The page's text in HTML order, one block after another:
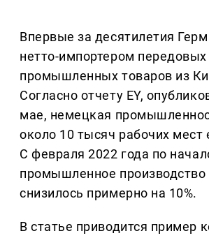
Впервые за десятилетия
нетто-импортером передовых
промышленных товаров из
Согласно отчету EY,
мае, немецкая
около 10 тысяч рабочих
С февраля 2022 года по
промышленное производство
снизилось примерно на 10%.
В статье приводится пример